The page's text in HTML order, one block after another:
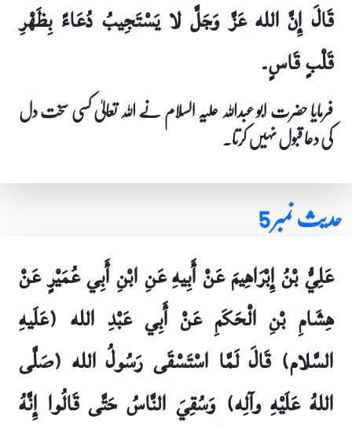
قَالَ إِنَّ الله عَزَّ وَجَلَّ لا يَسْتَجِيبُ دُعَاءً بِظَهْرِ
قَلْبٍ قَاسٍ۔
فرمایا حضرت ابو عبداللہ علیہ السلام نے اللہ تعالیٰ کسی سخت دل
کی دعا قبول نہیں کرتا۔
حدیث نمبر 5
عَلِيُّ بْنُ إِبْرَاهِيمَ عَنْ أَبِيهِ عَنِ ابْنِ أَبِي عُمَيْرٍ عَنْ
هِشَامِ بْنِ الْحَكَمِ عَنْ أَبِي عَبْدِ الله (عَلَيهِ
السَّلام) قَالَ لَمَّا اسْتَسْقَى رَسُولُ الله (صَلَّى
اللهُ عَلَيْهِ وآلِه) وَسُقِيَ النَّاسُ حَتَّى قَالُوا إِنَّهُ